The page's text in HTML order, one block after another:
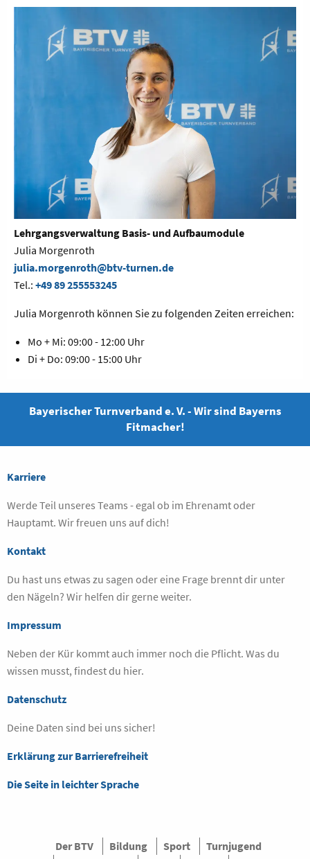
Lehrgangsverwaltung Basis- und Aufbaumodule
Julia Morgenroth
julia.morgenroth@btv-turnen.de
Tel.: +49 89 255553245
Julia Morgenroth können Sie zu folgenden Zeiten erreichen:
Mo + Mi: 09:00 - 12:00 Uhr
Di + Do: 09:00 - 15:00 Uhr
Bayerischer Turnverband e. V. - Wir sind Bayerns
Fitmacher!
Karriere
Werde Teil unseres Teams - egal ob im Ehrenamt oder
Hauptamt. Wir freuen uns auf dich!
Kontakt
Du hast uns etwas zu sagen oder eine Frage brennt dir unter
den Nägeln? Wir helfen dir gerne weiter.
Impressum
Neben der Kür kommt auch immer noch die Pflicht. Was du
wissen musst, findest du hier.
Datenschutz
Deine Daten sind bei uns sicher!
Erklärung zur Barrierefreiheit
Die Seite in leichter Sprache
Der BTV Bildung Sport
Turnjugend